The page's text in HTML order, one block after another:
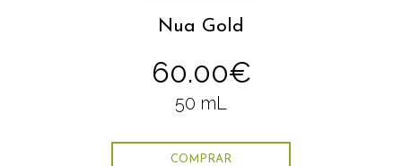
Nua Gold
60.00€
50 mL
COMPRAR